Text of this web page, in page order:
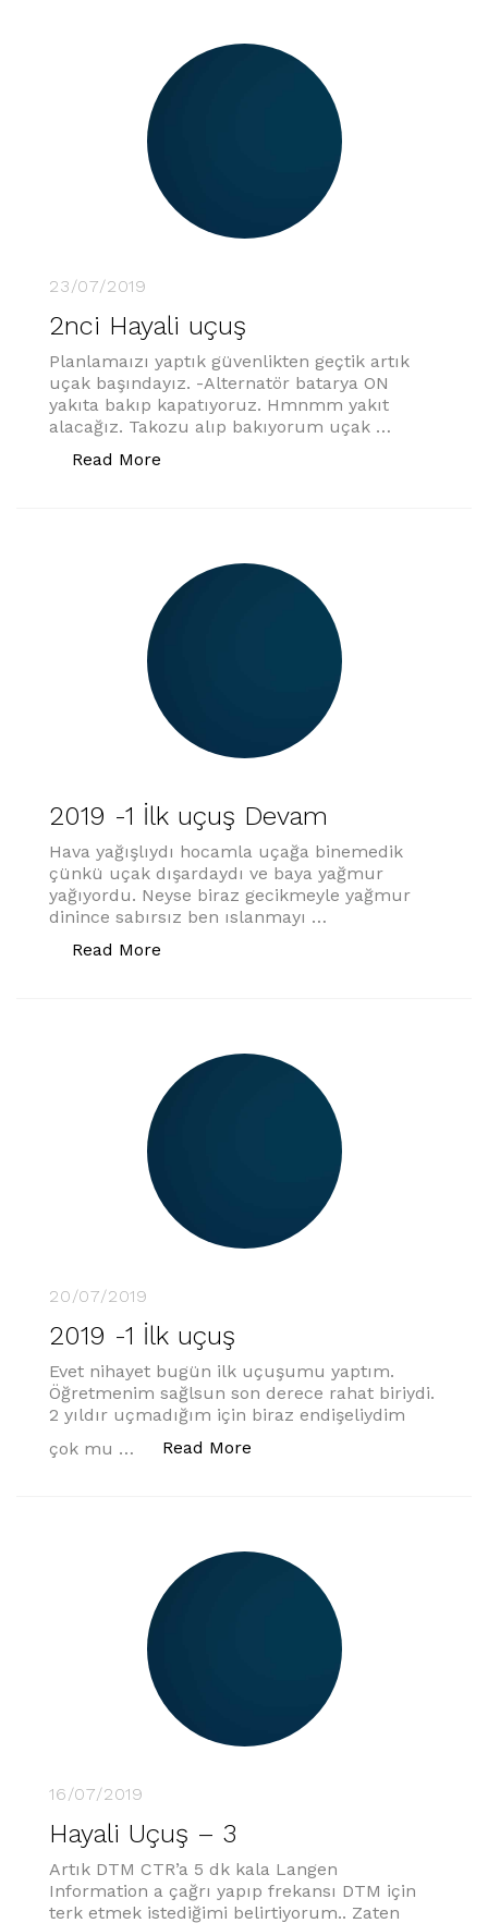
23/07/2019
2nci Hayali uçuş
Planlamaızı yaptık güvenlikten geçtik artık
uçak başındayız. -Alternatör batarya ON
yakıta bakıp kapatıyoruz. Hmnmm yakıt
alacağız. Takozu alıp bakıyorum uçak …
Read More
2019 -1 İlk uçuş Devam
Hava yağışlıydı hocamla uçağa binemedik
çünkü uçak dışardaydı ve baya yağmur
yağıyordu. Neyse biraz gecikmeyle yağmur
dinince sabırsız ben ıslanmayı …
Read More
20/07/2019
2019 -1 İlk uçuş
Evet nihayet bugün ilk uçuşumu yaptım.
Öğretmenim sağlsun son derece rahat biriydi.
2 yıldır uçmadığım için biraz endişeliydim
çok mu …
Read More
16/07/2019
Hayali Uçuş – 3
Artık DTM CTR’a 5 dk kala Langen
Information a çağrı yapıp frekansı DTM için
terk etmek istediğimi belirtiyorum.. Zaten